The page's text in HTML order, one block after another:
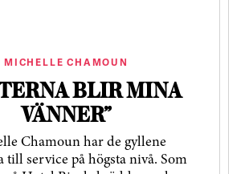
MICHELLE CHAMOUN
BLIR MINA
VÄNNER”
Chamoun har de gyllene
till service på högsta nivå. Som